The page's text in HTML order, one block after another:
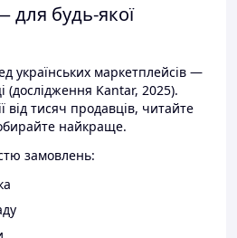
для будь-якої
українських маркетплейсів —
(дослідження Kantar, 2025).
від тисяч продавців, читайте
обирайте найкраще.
замовлень: